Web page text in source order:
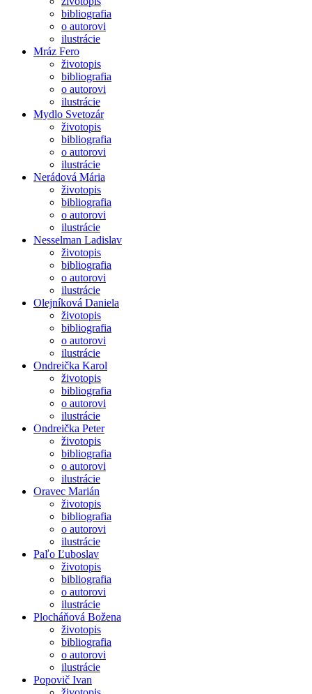
bibliografia
o autorovi
ilustrácie
Mráz Fero
životopis
bibliografia
o autorovi
ilustrácie
Mydlo Svetozár
životopis
bibliografia
o autorovi
ilustrácie
Nerádová Mária
životopis
bibliografia
o autorovi
ilustrácie
Nesselman Ladislav
životopis
bibliografia
o autorovi
ilustrácie
Olejníková Daniela
životopis
bibliografia
o autorovi
ilustrácie
Ondreička Karol
životopis
bibliografia
o autorovi
ilustrácie
Ondreička Peter
životopis
bibliografia
o autorovi
ilustrácie
Oravec Marián
životopis
bibliografia
o autorovi
ilustrácie
Paľo Ľuboslav
životopis
bibliografia
o autorovi
ilustrácie
Plocháňová Božena
životopis
bibliografia
o autorovi
ilustrácie
Popovič Ivan